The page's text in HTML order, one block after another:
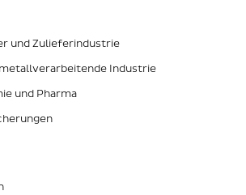
und Zulieferindustrie
Industrie
und Pharma